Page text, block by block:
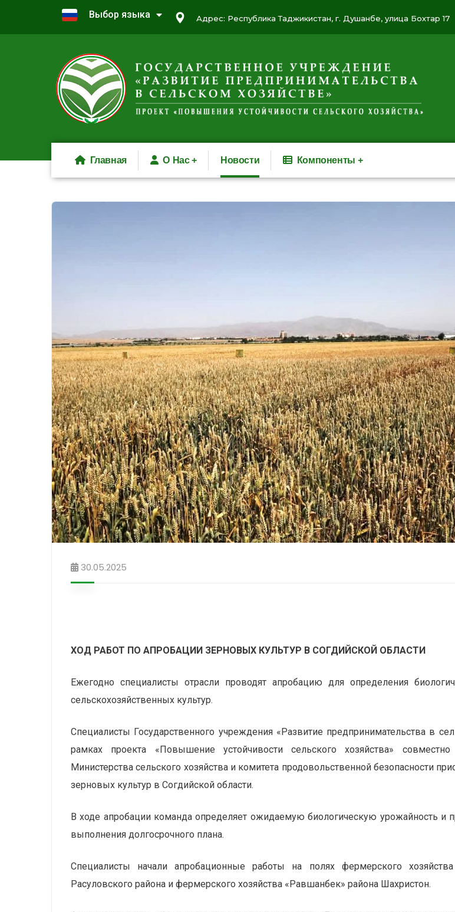
Выбор языка Адрес: Республика Таджикистан, г. Душанбе, улица Бохтар 17
Главная О Нас Новости Компоненты
30.05.2025
ХОД РАБОТ ПО АПРОБАЦИИ ЗЕРНОВЫХ КУЛЬТУР В СОГДИЙСКОЙ ОБЛАСТИ
Ежегодно специалисты отрасли проводят апробацию для определения
сельскохозяйственных культур.
Специалисты Государственного учреждения «Развитие предпринимательства в
рамках проекта «Повышение устойчивости сельского хозяйства»
Министерства сельского хозяйства и комитета продовольственной безопасности
зерновых культур в Согдийской области.
В ходе апробации команда определяет ожидаемую биологическую урожайность и
выполнения долгосрочного плана.
Специалисты начали апробационные работы на полях фермерского
Расуловского района и фермерского хозяйства «Равшанбек» района Шахристон.